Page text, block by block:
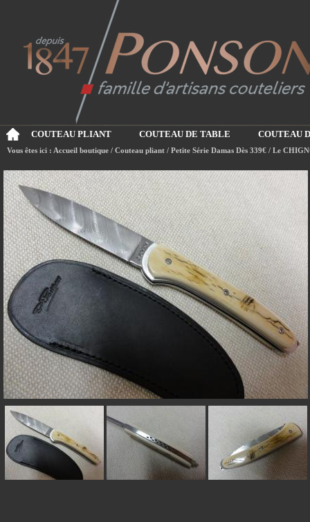
COUTEAU PLIANT COUTEAU DE TABLE COUTEAU
Vous êtes ici : Accueil boutique / Couteau pliant / Petite Série Damas Dès 339€ / Le